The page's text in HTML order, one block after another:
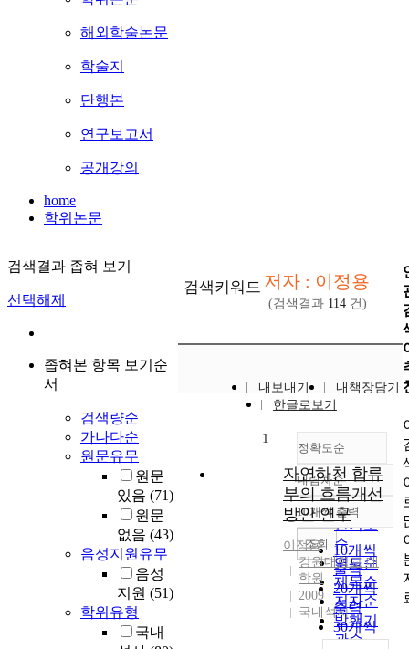
해외학술논문
학술지
단행본
연구보고서
공개강의
home
학위논문
검색결과 좁혀 보기
선택해제
좁혀본 항목 보기순
서
검색량순
가나다순
원문유무
원문
있음 (71)
원문
없음 (43)
음성지원유무
음성
지원 (51)
학위유형
국내
검색키워드 저자 : 이정용
(검색결과 114 건)
내보내기
내책장담기
한글로보기
정확도순
정확도
순
인기도
순
연도순
제목순
저자순
발행기
관순
내림차순
내림차순
10개씩 출력
10개씩
출력
20개씩
출력
30개씩
조회
1
자연하천 합류
부의 흐름개선
방안 연구
이정용
강원대학교 대
학원
2009
국내석사